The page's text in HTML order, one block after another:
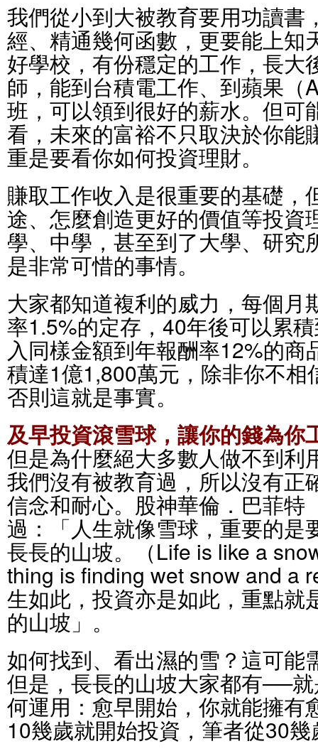
我們從小到大被教育要用功讀書
經、精通幾何函數，更要能上知
好學校，有份穩定的工作，長大
師，能到台積電工作、到蘋果（
班，可以領到很好的薪水。但可
看，未來的富裕不只取決於你能
重是要看你如何投資理財。
賺取工作收入是很重要的基礎，
途、怎麼創造更好的價值等投資
學、中學，甚至到了大學、研究
是非常可惜的事情。
大家都知道複利的威力，每個月
率1.5%的定存，40年後可以累
入同樣金額到年報酬率12%的
積達1億1,800萬元，除非你不相
否則這就是事實。
及早投資滾雪球，讓你的錢為你
但是為什麼絕大多數人做不到利
我們沒有被教育過，所以沒有正
信念和耐心。股神華倫．巴菲特
過：「人生就像雪球，重要的是
長長的山坡。（Life is like a
thing is finding wet snow and a
生如此，投資亦是如此，重點就
的山坡」。
如何找到、看出濕的雪？這可能
但是，長長的山坡大家都有──
何運用：愈早開始，你就能擁有
10幾歲就開始投資，筆者從30